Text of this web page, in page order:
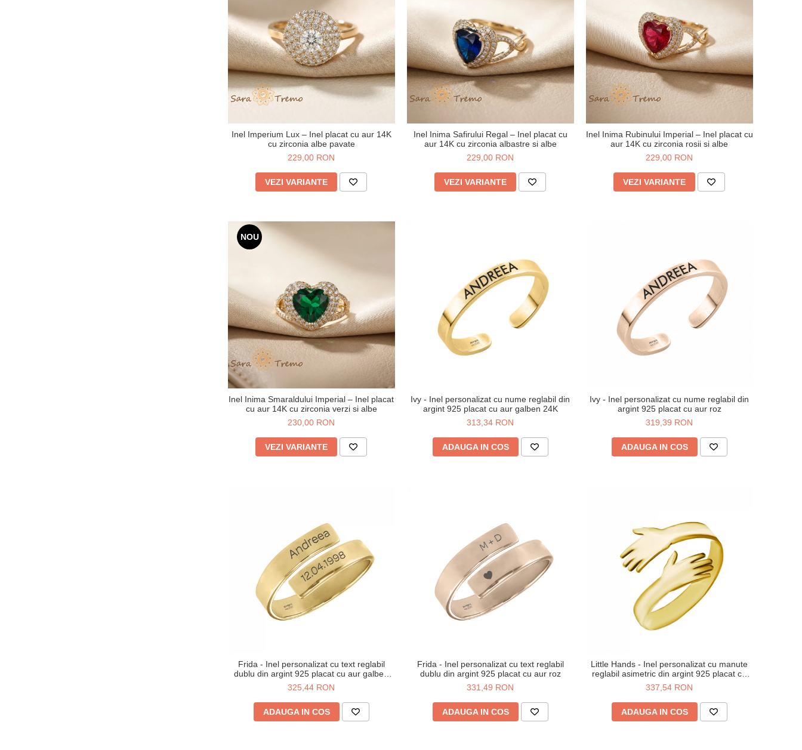
Inel Imperium Lux – Inel placat cu aur 14K
cu zirconia albe pavate
229,00 RON
VEZI VARIANTE
Inel Inima Safirului Regal – Inel placat cu
aur 14K cu zirconia albastre si albe
229,00 RON
VEZI VARIANTE
Inel Inima Rubinului Imperial – Inel placat cu
aur 14K cu zirconia rosii si albe
229,00 RON
VEZI VARIANTE
NOU
Inel Inima Smaraldului Imperial – Inel placat
cu aur 14K cu zirconia verzi si albe
230,00 RON
VEZI VARIANTE
Ivy - Inel personalizat cu nume reglabil din
argint 925 placat cu aur galben 24K
313,34 RON
ADAUGA IN COS
Ivy - Inel personalizat cu nume reglabil din
argint 925 placat cu aur roz
319,39 RON
ADAUGA IN COS
Frida - Inel personalizat cu text reglabil
dublu din argint 925 placat cu aur galben
24K
325,44 RON
ADAUGA IN COS
Frida - Inel personalizat cu text reglabil
dublu din argint 925 placat cu aur roz
331,49 RON
ADAUGA IN COS
Little Hands - Inel personalizat cu manute
reglabil asimetric din argint 925 placat cu
aur galben 24K
337,54 RON
ADAUGA IN COS